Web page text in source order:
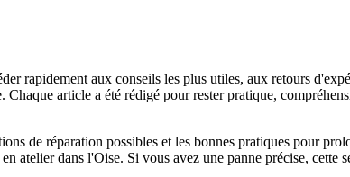
rapidement aux conseils les plus utiles, aux retours
article a été rédigé pour rester pratique,
de réparation possibles et les bonnes pratiques pour
atelier dans l'Oise. Si vous avez une panne précise, cette